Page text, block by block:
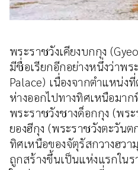
พระราชวังเคียงบกกุง
มีชื่อเรียกอีกอย่างหนึ่งว่าพ
Palace) เนื่องจากตำแหน่ง
ห่างออกไปทางทิศเหนือมา
พระราชวังชางด็อกกุง (พร
ยองฮีกุง (พระราชวังตะวันต
ทิศเหนือของจัตุรัสกวางฮว
ถูกสร้างขึ้นเป็นแห่งแรกใน